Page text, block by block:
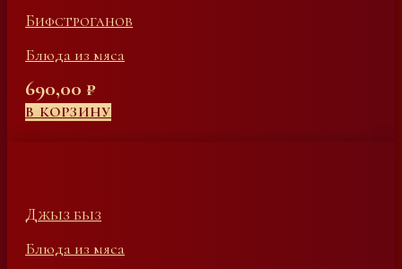
Бифстроганов
Блюда из мяса
690,00 ₽
В КОРЗИНУ
Джыз быз
Блюда из мяса